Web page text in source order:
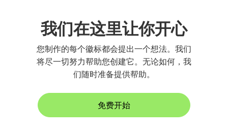
我们在这里让你开心
您制作的每个徽标都会提出一个想法。我们
将尽一切努力帮助您创建它。无论如何，我
们随时准备提供帮助。
免费开始